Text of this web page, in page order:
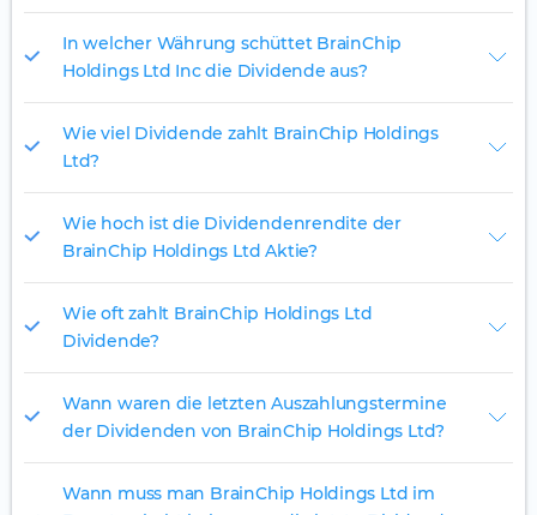
In welcher Währung schüttet BrainChip
Holdings Ltd Inc die Dividende aus?
Wie viel Dividende zahlt BrainChip Holdings
Ltd?
Wie hoch ist die Dividendenrendite der
BrainChip Holdings Ltd Aktie?
Wie oft zahlt BrainChip Holdings Ltd
Dividende?
Wann waren die letzten Auszahlungstermine
der Dividenden von BrainChip Holdings Ltd?
Wann muss man BrainChip Holdings Ltd im